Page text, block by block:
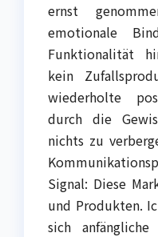
ernst
emotionale
Funktionalität
kein
wiederholte
durch die
nichts zu
Signal: Diese
und Produkten.
sich